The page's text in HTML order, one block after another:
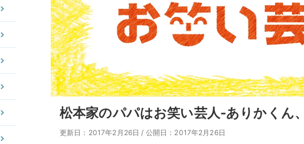
松本家のパパはお笑い芸人‐ありかくん
更新日：2017年2月26日 / 公開日：2017年2月26日